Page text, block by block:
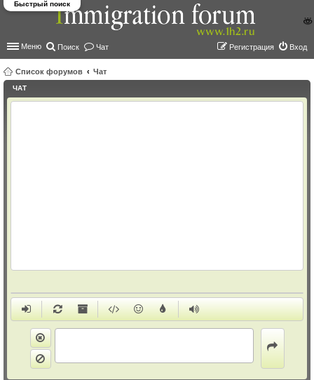
Меню Поиск Чат Вход
Регистрация
Список форумов
Чат
ск
Быстрый поиск
ЧАТ